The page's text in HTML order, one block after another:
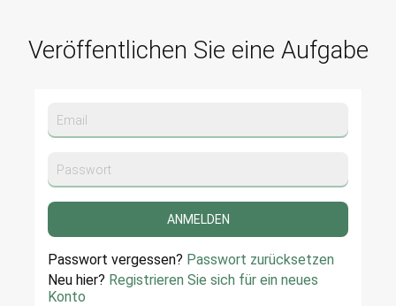
Veröffentlichen Sie eine Aufgabe
Passwort vergessen? Passwort zurücksetzen
Neu hier? Registrieren Sie sich für ein neues
Konto